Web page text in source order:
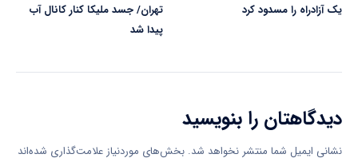
یک آزادراه را مسدود کرد
تهران/ جسد ملیکا کنار کانال آب
پیدا شد
دیدگاهتان را بنویسید
نشانی ایمیل شما منتشر نخواهد شد. بخش‌های موردنیاز علامت‌گذاری شده‌اند